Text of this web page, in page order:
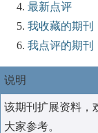
最新点评
我收藏的期刊
我点评的期刊
说明
该期刊扩展资料，
大家参考。